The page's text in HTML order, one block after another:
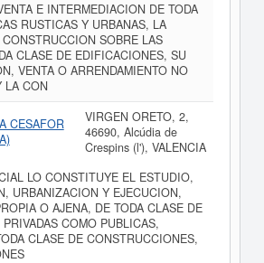
E INTERMEDIACION DE TODA
RUSTICAS Y URBANAS, LA
SOBRE LAS
CLASE DE EDIFICACIONES, SU
VENTA O ARRENDAMIENTO NO
LA CON
CESAFOR
VIRGEN ORETO, 2,
46690, Alcúdia de
Crespins (l'), VALENCIA
LO CONSTITUYE EL ESTUDIO,
URBANIZACION Y EJECUCION,
O AJENA, DE TODA CLASE DE
COMO PUBLICAS,
CLASE DE CONSTRUCCIONES,